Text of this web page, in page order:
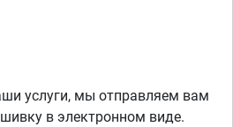
услуги, мы отправляем вам
в электронном виде.